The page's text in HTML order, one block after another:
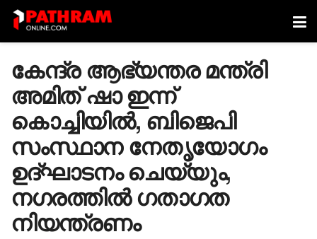
കേന്ദ്ര ആഭ്യന്തര മന്ത്രി
അമിത് ഷാ ഇന്ന്
കൊച്ചിയിൽ, ബിജെപി
സംസ്ഥാന നേതൃയോഗം
ഉദ്ഘാടനം ചെയ്യും,
നഗരത്തിൽ ഗതാഗത
നിയന്ത്രണം